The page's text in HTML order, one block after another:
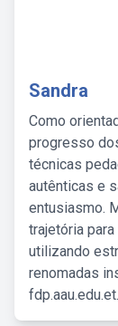
Sandra
Como
progresso
técnicas
autênticas e
entusiasmo.
trajetória
utilizando
renomadas
fdp.aau.edu.et.